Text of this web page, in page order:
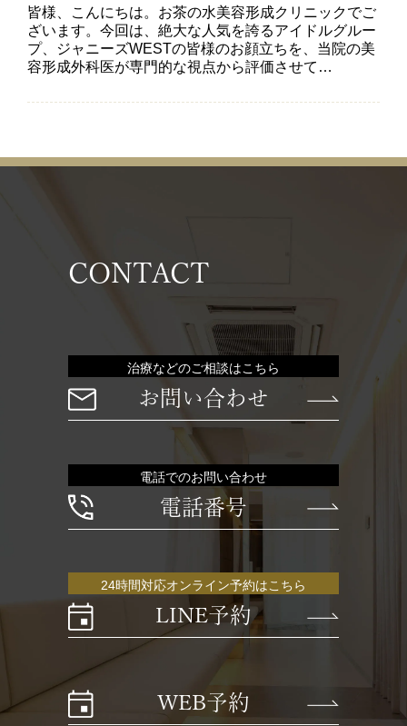
皆様、こんにちは。お茶の水美容形成クリニックでご
ざいます。今回は、絶大な人気を誇るアイドルグルー
プ、ジャニーズWESTの皆様のお顔立ちを、当院の美
容形成外科医が専門的な視点から評価させて…
CONTACT
治療などのご相談はこちら
お問い合わせ
電話でのお問い合わせ
電話番号
24時間対応オンライン予約はこちら
LINE予約
WEB予約